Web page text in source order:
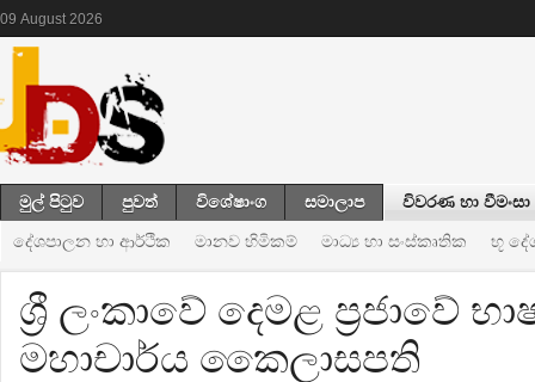
09 August 2026
මුල් පිටුව පුවත් විශේෂාංග සමාලාප විවරණ හා වීමංසා
දේශපාලන හා ආර්ථික මානව හිමිකම් මාධ්‍ය හා සංස්කෘතික භූ
ශ්‍රී ලංකාවේ දෙමළ ප්‍රජාවේ
මහාචාර්ය කෛලාසපති